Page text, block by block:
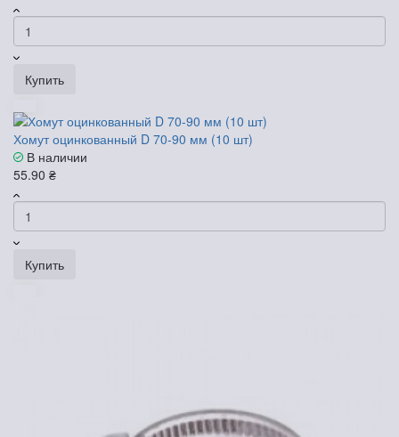
Купить
Хомут оцинкованный D 70-90 мм (10 шт)
В наличии
55.90 ₴
Купить